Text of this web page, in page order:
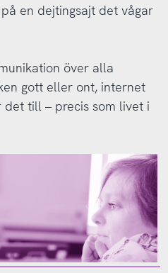
en dejtingsajt det vågar
över alla
gott eller ont, internet
till – precis som livet i